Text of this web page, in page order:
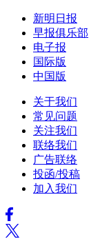
新明日报
早报俱乐部
电子报
国际版
中国版
关于我们
常见问题
关注我们
联络我们
广告联络
投函/投稿
加入我们